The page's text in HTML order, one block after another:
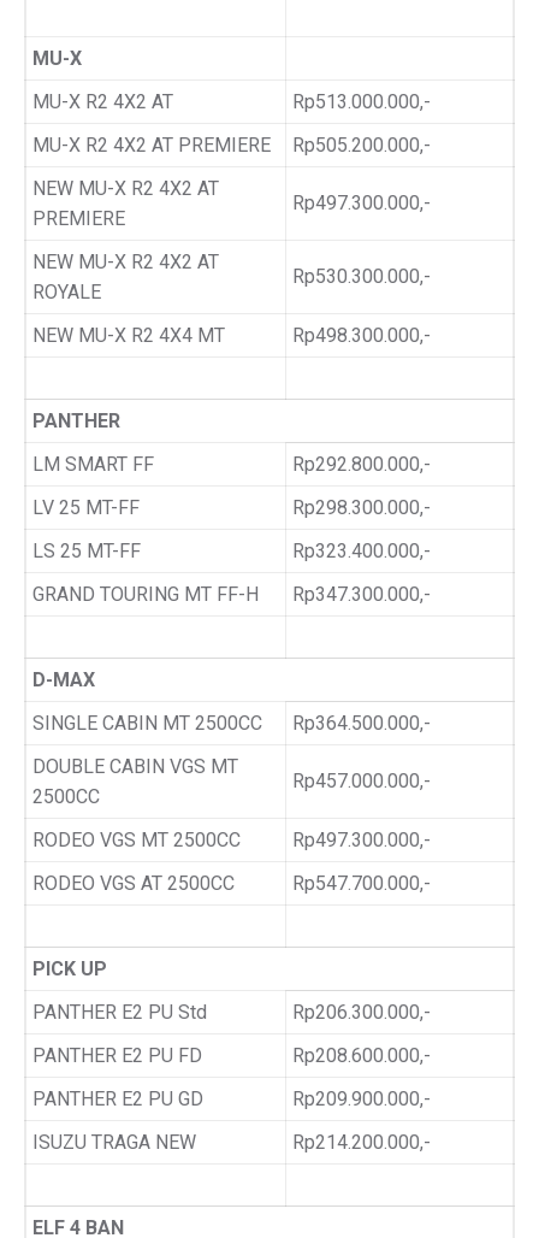
MU-X
MU-X R2 4X2 AT
Rp513.000.000,-
MU-X R2 4X2 AT PREMIERE
Rp505.200.000,-
NEW MU-X R2 4X2 AT
PREMIERE
Rp497.300.000,-
NEW MU-X R2 4X2 AT
ROYALE
Rp530.300.000,-
NEW MU-X R2 4X4 MT Rp498.300.000,-
PANTHER
LM SMART FF
Rp292.800.000,-
LV 25 MT-FF
Rp298.300.000,-
LS 25 MT-FF
Rp323.400.000,-
GRAND TOURING MT FF-H
Rp347.300.000,-
D-MAX
SINGLE CABIN MT 2500CC
Rp364.500.000,-
DOUBLE CABIN VGS MT
2500CC
Rp457.000.000,-
RODEO VGS MT 2500CC
Rp497.300.000,-
RODEO VGS AT 2500CC
Rp547.700.000,-
PICK UP
PANTHER E2 PU Std
Rp206.300.000,-
PANTHER E2 PU FD
Rp208.600.000,-
PANTHER E2 PU GD
Rp209.900.000,-
ISUZU TRAGA NEW
Rp214.200.000,-
ELF 4 BAN